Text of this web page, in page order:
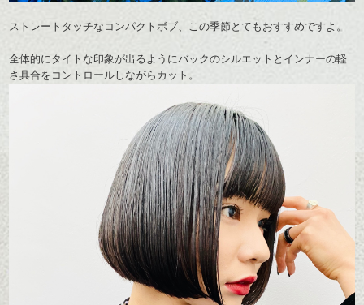
ストレートタッチなコンパクトボブ、この季節とてもおすすめですよ。
全体的にタイトな印象が出るようにバックのシルエットとインナーの軽
さ具合をコントロールしながらカット。